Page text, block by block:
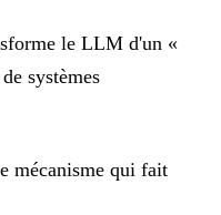
le LLM d'un «
systèmes
mécanisme qui fait